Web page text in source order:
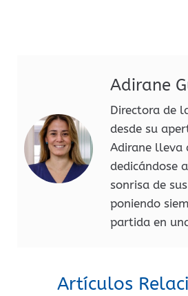
Adirane
Directora de
desde su
Adirane lleva
dedicándose
sonrisa de
poniendo
partida en
Artículos